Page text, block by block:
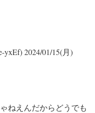
yxEf)2024/01/15(月)
ねえんだからどうでも